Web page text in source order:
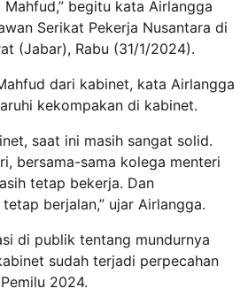
begitu kata Airlangga
Serikat Pekerja Nusantara di
(Jabar), Rabu (31/1/2024).
dari kabinet, kata Airlangga
kekompakan di kabinet.
saat ini masih sangat solid.
bersama-sama kolega menteri
tetap bekerja. Dan
berjalan,” ujar Airlangga.
di publik tentang mundurnya
sudah terjadi perpecahan
2024.